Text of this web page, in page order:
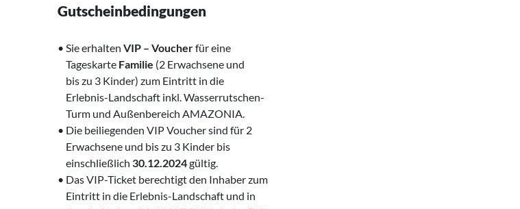
Gutscheinbedingungen
• Sie erhalten VIP – Voucherfür eine
‌ Tageskarte Familie (2 Erwachsene und
‌ ‌bis zu 3 Kinder) zum Eintritt in die
‌ ‌Erlebnis-Landschaft inkl. Wasserrutschen-
‌ ‌ Turm und Außenbereich AMAZONIA.
• Die beiliegenden VIP Voucher sind für 2
‍‌‌ Erwachsene und bis zu 3 Kinder bis
‌‌ einschließlich 30.12.2024gültig.
• Das VIP-Ticket berechtigt den Inhaber zum
‍‌‌ ‌ Eintritt in die Erlebnis-Landschaft und in